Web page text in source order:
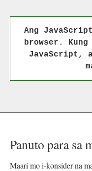
Ang
browser.
JavaScript,
Panuto para sa
Maari mo i-konsider na